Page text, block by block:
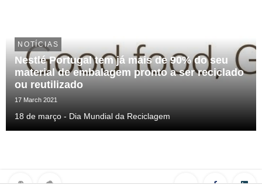
NOTÍCIAS
Nestlé Portugal tem já mais de 90% do seu
material de embalagem pronto a ser reciclado
ou reutilizado
17 March 2021
18 de março - Dia Mundial da Reciclagem